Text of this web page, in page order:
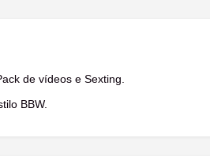
de vídeos e Sexting.
BBW.